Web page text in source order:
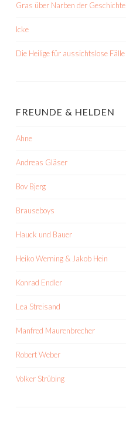
Gras über Narben der Geschichte
Icke
Die Heilige für aussichtslose Fälle
FREUNDE & HELDEN
Ahne
Andreas Gläser
Bov Bjerg
Brauseboys
Hauck und Bauer
Heiko Werning & Jakob Hein
Konrad Endler
Lea Streisand
Manfred Maurenbrecher
Robert Weber
Volker Strübing